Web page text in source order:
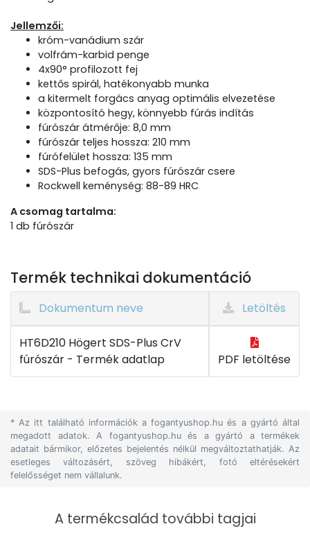
Jellemzői:
króm-vanádium szár
volfrám-karbid penge
4x90° profilozott fej
kettős spirál, hatékonyabb munka
a kitermelt forgács anyag optimális elvezetése
központosító hegy, könnyebb fúrás indítás
fúrószár átmérője: 8,0 mm
fúrószár teljes hossza: 210 mm
fúrófelület hossza: 135 mm
SDS-Plus befogás, gyors fúrószár csere
Rockwell keménység: 88-89 HRC
A csomag tartalma:
1 db fúrószár
Termék technikai dokumentáció
Dokumentum neve Letöltés
HT6D210 Högert SDS-Plus CrV
fúrószár - Termék adatlap
PDF letöltése
* Az itt található információk a fogantyushop.hu és a gyártó által
megadott adatok. A fogantyushop.hu és a gyártó a termékek
adatait bármikor, előzetes bejelentés nélkül megváltoztathatják. Az
esetleges változásért, szöveg hibákért, fotó eltérésekért
felelősséget nem vállalunk.
A termékcsalád további tagjai